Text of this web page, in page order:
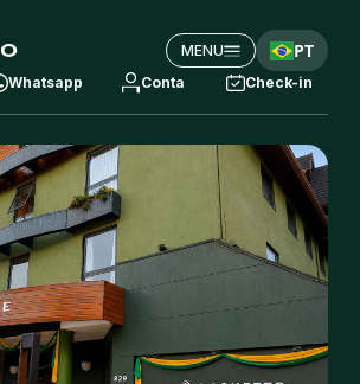
MENU PT
Whatsapp Conta Check-in